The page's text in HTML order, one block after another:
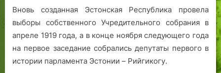
Вновь созданная Эстонская Республика провела
выборы собственного Учредительного собрания в
апреле 1919 года, а в конце ноября следующего года
на первое заседание собрались депутаты первого в
истории парламента Эстонии – Рийгикогу.